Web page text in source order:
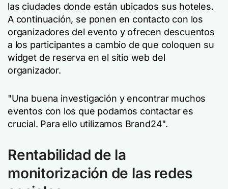
las ciudades donde están ubicados sus hoteles.
A continuación, se ponen en contacto con los
organizadores del evento y ofrecen descuentos
a los participantes a cambio de que coloquen su
widget de reserva en el sitio web del
organizador.
"Una buena investigación y encontrar muchos
eventos con los que podamos contactar es
crucial. Para ello utilizamos Brand24".
Rentabilidad de la
monitorización de las redes